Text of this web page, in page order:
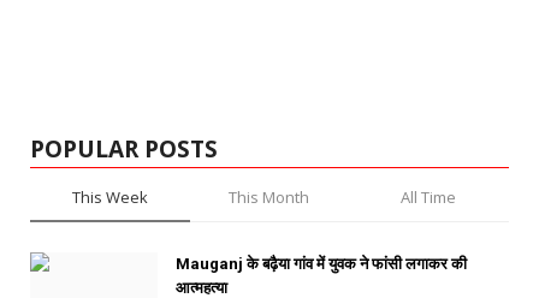
POPULAR POSTS
This Week This Month All Time
Mauganj के बढ़ैया गांव में युवक ने फांसी लगाकर की
आत्महत्या